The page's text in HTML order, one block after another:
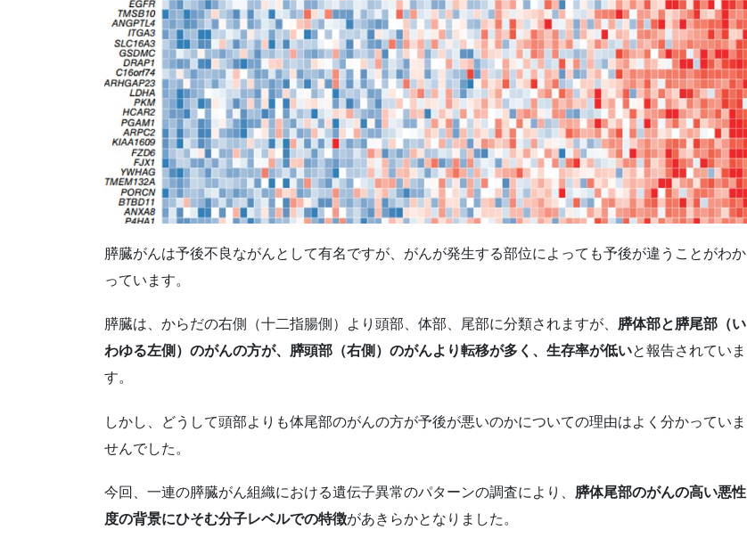
膵臓がんは予後不良ながんとして有名ですが、がんが発生する部位によっても予後が違うことがわか
っています。
膵臓は、からだの右側（十二指腸側）より頭部、体部、尾部に分類されますが、 膵体部と膵尾部（い
わゆる左側）のがんの方が、膵頭部（右側）のがんより転移が多く、生存率が低いと報告されていま
す。
しかし、どうして頭部よりも体尾部のがんの方が予後が悪いのかについての理由はよく分かっていま
せんでした。
今回、一連の膵臓がん組織における遺伝子異常のパターンの調査により、 膵体尾部のがんの高い悪性
度の背景にひそむ分子レベルでの特徴があきらかとなりました。